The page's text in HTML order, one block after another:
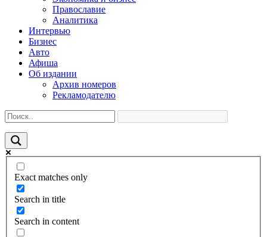
Православие
Аналитика
Интервью
Бизнес
Авто
Афиша
Об издании
Архив номеров
Рекламодателю
Exact matches only
Search in title
Search in content